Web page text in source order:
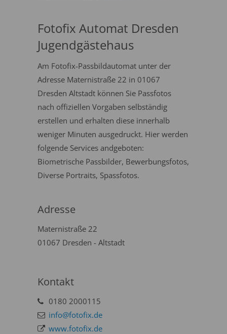
Fotofix Automat Dresden
Jugendgästehaus
Am Fotofix-Passbildautomat unter der
Adresse Maternistraße 22 in 01067
Dresden Altstadt können Sie Passfotos
nach offiziellen Vorgaben selbständig
erstellen und erhalten diese innerhalb
weniger Minuten ausgedruckt. Hier werden
folgende Services andgeboten:
Biometrische Passbilder, Bewerbungsfotos,
Diverse Portraits, Spassfotos.
Adresse
Maternistraße 22
01067 Dresden - Altstadt
Kontakt
0180 2000115
info@fotofix.de
www.fotofix.de